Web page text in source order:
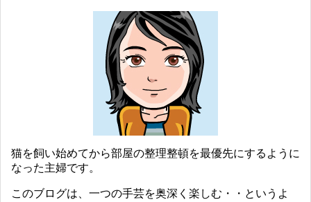
猫を飼い始めてから部屋の整理整頓を最優先にするように
なった主婦です。
このブログは、一つの手芸を奥深く楽しむ・・というよ